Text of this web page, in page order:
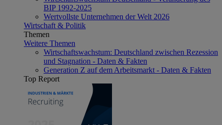
BIP 1992-2025
Wertvollste Unternehmen der Welt 2026
Wirtschaft & Politik
Themen
Weitere Themen
Wirtschaftswachstum: Deutschland zwischen Rezession
und Stagnation - Daten & Fakten
Generation Z auf dem Arbeitsmarkt - Daten & Fakten
Top Report